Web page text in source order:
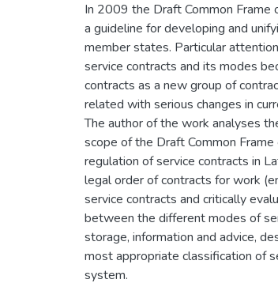
In 2009 the Draft Common Frame
a guideline for developing and
member states. Particular
service contracts and its modes
contracts as a new group of
related with serious changes in
The author of the work analyses
scope of the Draft Common
regulation of service contracts in
legal order of contracts for work
service contracts and critically
between the different modes of
storage, information and advice,
most appropriate classification of
system.